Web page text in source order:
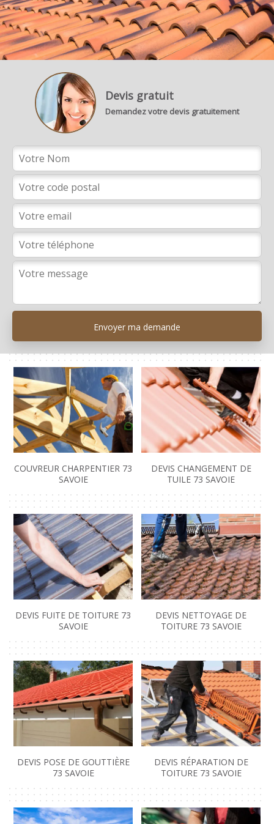
Devis gratuit
Demandez votre devis gratuitement
COUVREUR CHARPENTIER 73
SAVOIE
DEVIS CHANGEMENT DE
TUILE 73 SAVOIE
DEVIS FUITE DE TOITURE 73
SAVOIE
DEVIS NETTOYAGE DE
TOITURE 73 SAVOIE
DEVIS POSE DE GOUTTIÈRE
73 SAVOIE
DEVIS RÉPARATION DE
TOITURE 73 SAVOIE